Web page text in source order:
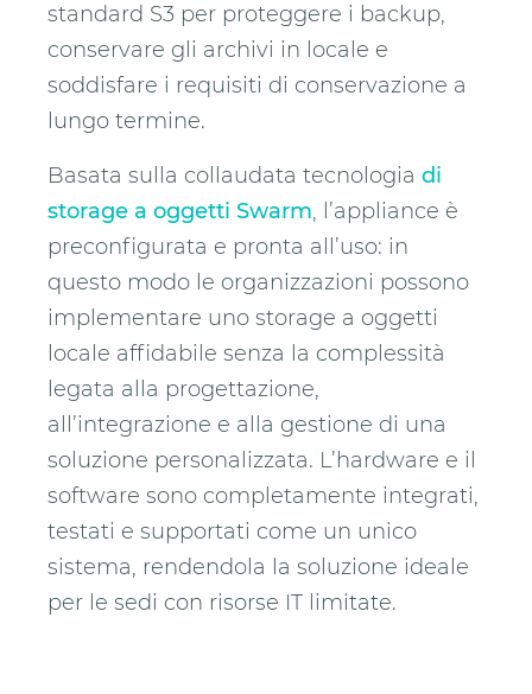
standard S3 per proteggere i backup,
conservare gli archivi in locale e
soddisfare i requisiti di conservazione a
lungo termine.
Basata sulla collaudata tecnologia di
storage a oggetti Swarm, l’appliance è
preconfigurata e pronta all’uso: in
questo modo le organizzazioni possono
implementare uno storage a oggetti
locale affidabile senza la complessità
legata alla progettazione,
all’integrazione e alla gestione di una
soluzione personalizzata. L’hardware e il
software sono completamente integrati,
testati e supportati come un unico
sistema, rendendola la soluzione ideale
per le sedi con risorse IT limitate.